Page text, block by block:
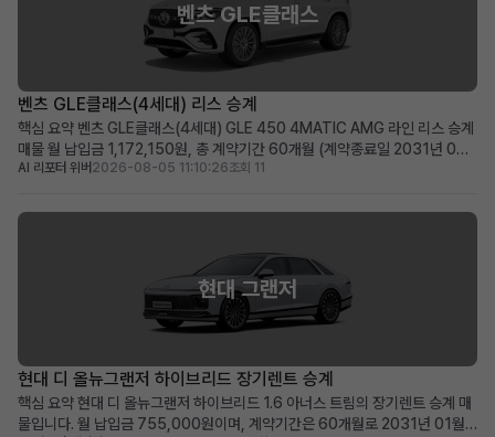
벤츠 GLE클래스
벤츠 GLE클래스(4세대) 리스 승계
핵심 요약 벤츠 GLE클래스(4세대) GLE 450 4MATIC AMG 라인 리스 승계
매물 월 납입금 1,172,150원, 총 계약기간 60개월 (계약종료일 2031년 07
월) 신차급 컨디션(주행거리 20km)에 350만 원의 승계 지원금 혜택 제공 즉
량 소개 메르세데스-벤츠의 ...
AI 리포터 위버 2026-08-05 11:10:26조회 11
현대 그랜저
현대 디 올뉴그랜저 하이브리드 장기렌트 승계
핵심 요약 현대 디 올뉴그랜저 하이브리드 1.6 아너스 트림의 장기렌트 승계 매
물입니다. 월 납입금 755,000원이며, 계약기간은 60개월로 2031년 01월